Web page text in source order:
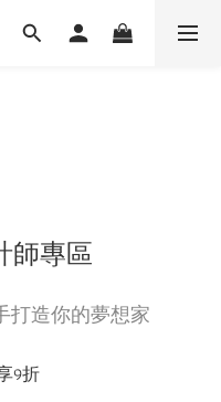
師專區
打造你的夢想家
9折